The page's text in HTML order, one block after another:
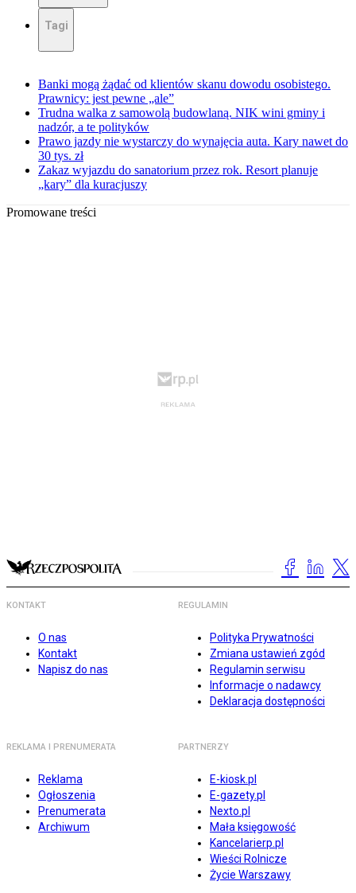
Tagi
Banki mogą żądać od klientów skanu dowodu osobistego.
Prawnicy: jest pewne „ale”
Trudna walka z samowolą budowlaną. NIK wini gminy i
nadzór, a te polityków
Prawo jazdy nie wystarczy do wynajęcia auta. Kary nawet do
30 tys. zł
Zakaz wyjazdu do sanatorium przez rok. Resort planuje
„kary” dla kuracjuszy
Promowane treści
KONTAKT
O nas
Kontakt
Napisz do nas
REGULAMIN
Polityka Prywatności
Zmiana ustawień zgód
Regulamin serwisu
Informacje o nadawcy
Deklaracja dostępności
REKLAMA I PRENUMERATA
Reklama
Ogłoszenia
Prenumerata
Archiwum
PARTNERZY
E-kiosk.pl
E-gazety.pl
Nexto.pl
Mała księgowość
Kancelarierp.pl
Wieści Rolnicze
Życie Warszawy